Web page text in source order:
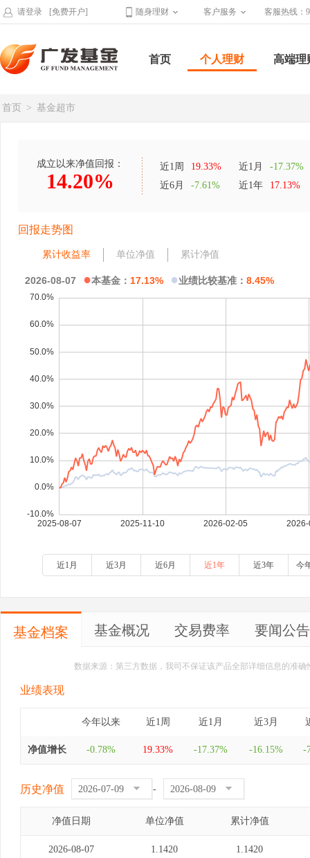
请登录 [免费开户] 随身理财 客户服务 客服热线：
首页 个人理财 高端理
首页 > 基金超市
成立以来净值回报：
14.20%
近1周 19.33% 近1月
-17.37%
近6月
-7.61% 近1年 17.13%
回报走势图
累计收益率 单位净值 累计净值
2026-08-07 ●本基金： 17.13% ●业绩比较基准： 8.45%
近1月 近3月 近6月 近1年 近3年 今
基金档案 基金概况 交易费率 要闻公告
数据来源：第三方数据，我司不保证该产品全部详细信息的准
业绩表现
今年以来 近1周 近1月 近3月
净值增长 -0.78% 19.33% -17.37% -16.15% -
历史净值 -
净值日期 单位净值 累计净值
2026-08-07 1.1420 1.1420